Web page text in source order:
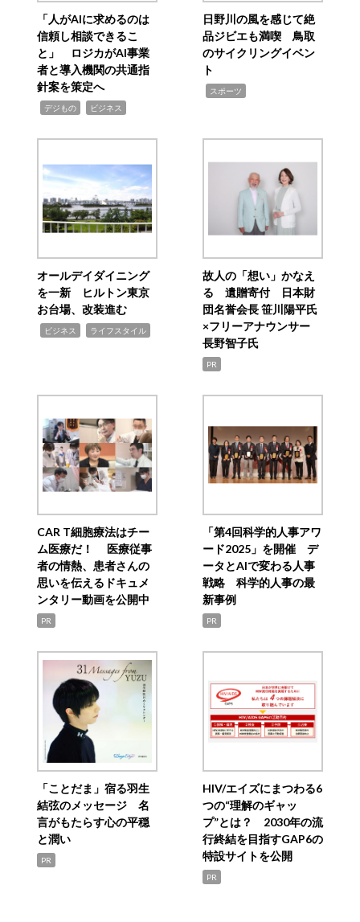
「人がAIに求めるのは
信頼し相談できるこ
と」 ロジカがAI事業
者と導入機関の共通指
針案を策定へ
デジもの ビジネス
日野川の風を感じて絶
品ジビエも満喫 鳥取
のサイクリングイベン
ト
スポーツ
オールデイダイニング
を一新 ヒルトン東京
お台場、改装進む
ビジネス ライフスタイル
故人の「想い」かなえ
る 遺贈寄付 日本財
団名誉会長 笹川陽平氏
×フリーアナウンサー
長野智子氏
PR
CAR T細胞療法はチー
ム医療だ！ 医療従事
者の情熱、患者さんの
思いを伝えるドキュメ
ンタリー動画を公開中
PR
「第4回科学的人事アワ
ード2025」を開催 デ
ータとAIで変わる人事
戦略 科学的人事の最
新事例
PR
「ことだま」宿る羽生
結弦のメッセージ 名
言がもたらす心の平穏
と潤い
PR
HIV/エイズにまつわる6
つの“理解のギャッ
プ”とは？ 2030年の流
行終結を目指すGAP6の
特設サイトを公開
PR